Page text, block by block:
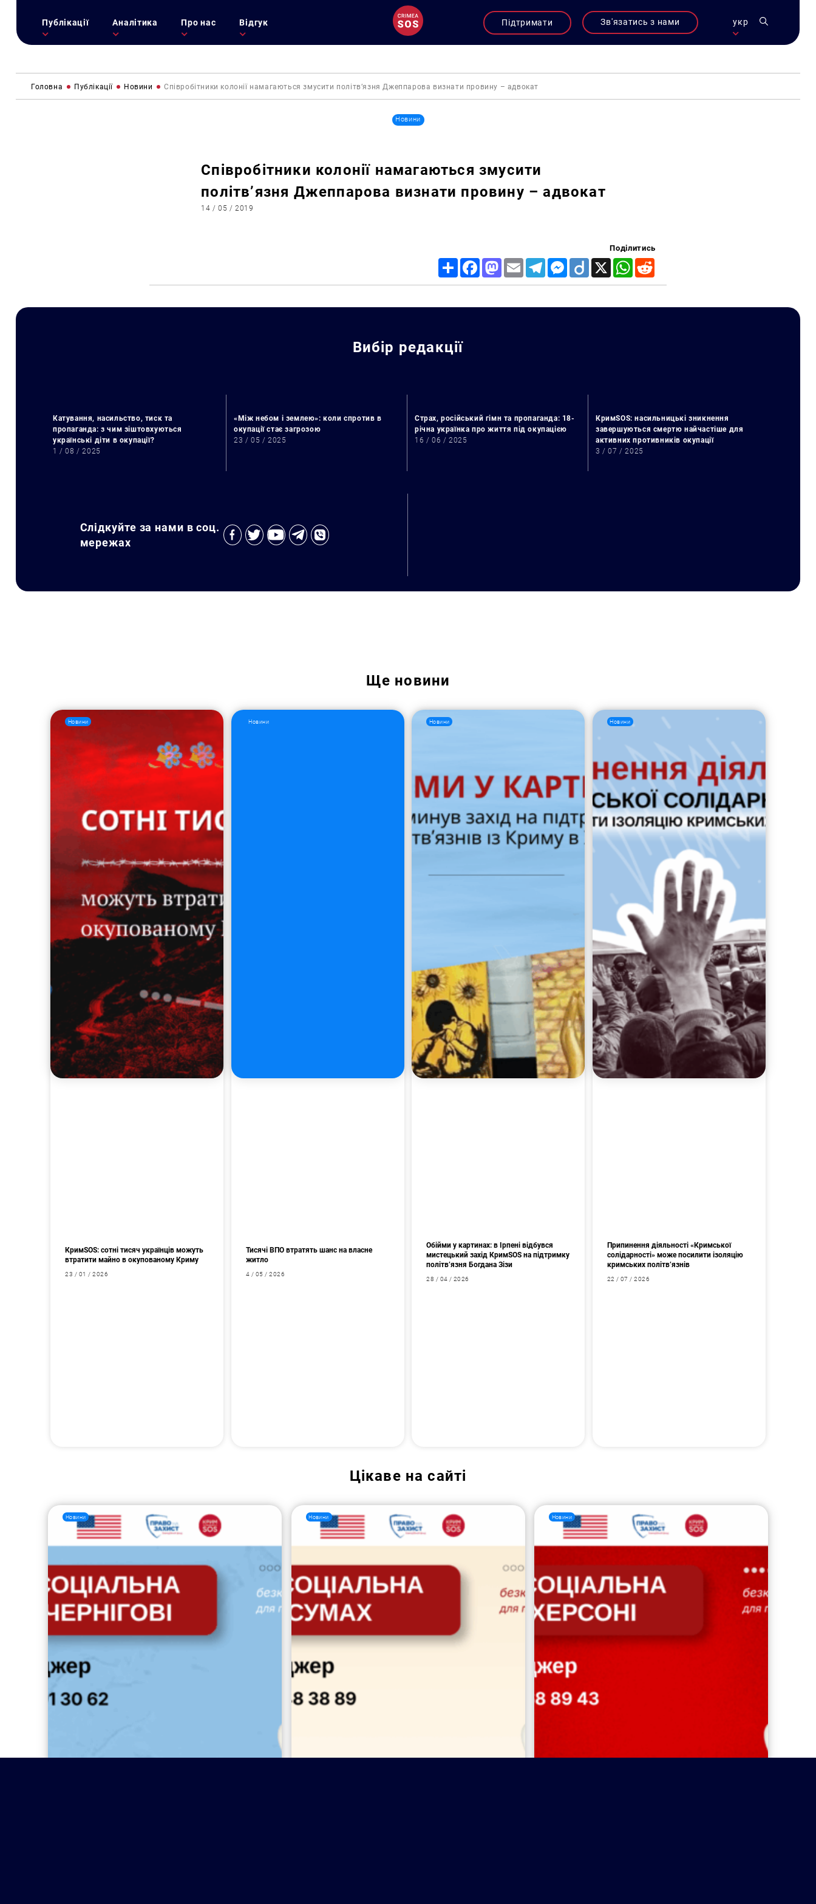
Публікації Аналітика Про нас Відгук Підтримати Зв'язатись з нами укр
Головна Публікації Новини Співробітники колонії намагаються змусити політв’язня Джеппарова визнати провину – адвокат
Новини
Співробітники колонії намагаються змусити
політв’язня Джеппарова визнати провину – адвокат
14 / 05 / 2019
Поділитись
Share FacebookMastodon
Email TelegramMessenger
Diigo X WhatsApp
Вибір редакції
Катування, насильство, тиск та
пропаганда: з чим зіштовхуються
українські діти в окупації?
1 / 08 / 2025
«Між небом і землею»: коли спротив в
окупації стає загрозою
23 / 05 / 2025
Страх, російський гімн та пропаганда: 18-
річна українка про життя під окупацією
16 / 06 / 2025
КримSOS: насильницькі зникнення
завершуються смертю найчастіше для
активних противників окупації
3 / 07 / 2025
Слідкуйте за нами в соц.
мережах
Ще новини
Новини
КримSOS: сотні тисяч українців можуть
втратити майно в окупованому Криму
23 / 01 / 2026
Новини
Тисячі ВПО втратять шанс на власне
житло
4 / 05 / 2026
Новини
Обійми у картинах: в Ірпені відбувся
мистецький захід КримSOS на підтримку
політв’язня Богдана Зізи
28 / 04 / 2026
Новини
Припинення діяльності «Кримської
солідарності» може посилити ізоляцію
кримських політв’язнів
22 / 07 / 2026
Цікаве на сайті
Новини Новини Новини